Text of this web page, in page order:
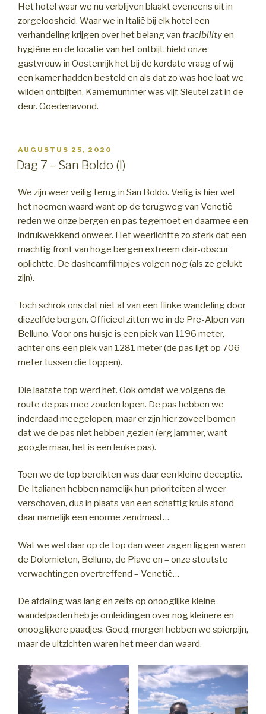
Het hotel waar we nu verblijven blaakt eveneens uit in
zorgeloosheid. Waar we in Italië bij elk hotel een
verhandeling krijgen over het belang van tracibilityen
hygiëne en de locatie van het ontbijt, hield onze
gastvrouw in Oostenrijk het bij de kordate vraag of wij
een kamer hadden besteld en als dat zo was hoe laat we
wilden ontbijten. Kamernummer was vijf. Sleutel zat in de
deur. Goedenavond.
GEPLAATST
OP
AUGUSTUS 25, 2020
Dag 7 – San Boldo (I)
We zijn weer veilig terug in San Boldo. Veilig is hier wel
het noemen waard want op de terugweg van Venetië
reden we onze bergen en pas tegemoet en daarmee een
indrukwekkend onweer. Het weerlichtte zo sterk dat een
machtig front van hoge bergen extreem clair-obscur
oplichtte. De dashcamfilmpjes volgen nog (als ze gelukt
zijn).
Toch schrok ons dat niet af van een flinke wandeling door
diezelfde bergen. Officieel zitten we in de Pre-Alpen van
Belluno. Voor ons huisje is een piek van 1196 meter,
achter ons een piek van 1281 meter (de pas ligt op 706
meter tussen die toppen).
Die laatste top werd het. Ook omdat we volgens de
route de pas mee zouden lopen. De pas hebben we
inderdaad meegelopen, maar er zijn hier zoveel bomen
dat we de pas niet hebben gezien (erg jammer, want
google maar, het is een leuke pas).
Toen we de top bereikten was daar een kleine deceptie.
De Italianen hebben namelijk hun prioriteiten al weer
verschoven, dus in plaats van een schattig kruis stond
daar namelijk een enorme zendmast…
Wat we wel daar op de top dan weer zagen liggen waren
de Dolomieten, Belluno, de Piave en – onze stoutste
verwachtingen overtreffend – Venetië…
De afdaling was lang en zelfs op onooglijke kleine
wandelpaden heb je omleidingen over nog kleinere en
onooglijkere paadjes. Goed, morgen hebben we spierpijn,
maar de uitzichten waren het meer dan waard.